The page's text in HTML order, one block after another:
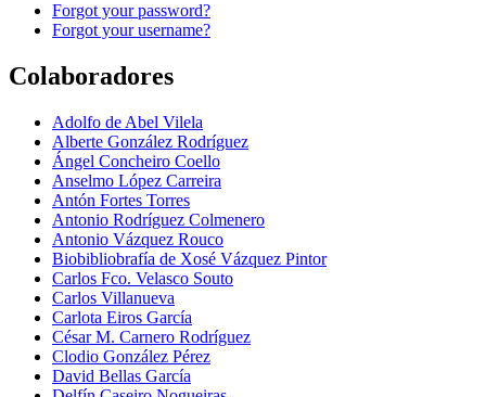
Forgot your password?
Forgot your username?
Colaboradores
Adolfo de Abel Vilela
Alberte González Rodríguez
Ángel Concheiro Coello
Anselmo López Carreira
Antón Fortes Torres
Antonio Rodríguez Colmenero
Antonio Vázquez Rouco
Biobibliobrafía de Xosé Vázquez Pintor
Carlos Fco. Velasco Souto
Carlos Villanueva
Carlota Eiros García
César M. Carnero Rodríguez
Clodio González Pérez
David Bellas García